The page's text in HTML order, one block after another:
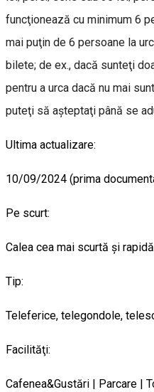
funcţionează cu minimum 6
mai puţin de 6 persoane la
bilete; de ex., dacă sunteţi
pentru a urca dacă nu mai
puteţi să aşteptaţi până se
Ultima actualizare:
10/09/2024 (prima
Pe scurt:
Calea cea mai scurtă şi
Tip:
Teleferice, telegondole,
Facilităţi:
Cafenea&Gustări | Parcare |